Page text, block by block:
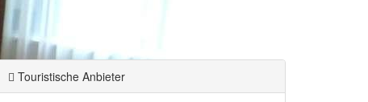
Touristische Anbieter